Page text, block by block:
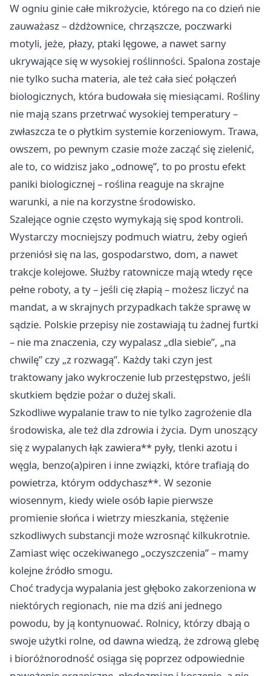
W ogniu ginie całe mikrożycie, którego na co dzień nie
zauważasz – dżdżownice, chrząszcze, poczwarki
motyli, jeże, płazy, ptaki lęgowe, a nawet sarny
ukrywające się w wysokiej roślinności. Spalona zostaje
nie tylko sucha materia, ale też cała sieć połączeń
biologicznych, która budowała się miesiącami. Rośliny
nie mają szans przetrwać wysokiej temperatury –
zwłaszcza te o płytkim systemie korzeniowym. Trawa,
owszem, po pewnym czasie może zacząć się zielenić,
ale to, co widzisz jako „odnowę”, to po prostu efekt
paniki biologicznej – roślina reaguje na skrajne
warunki, a nie na korzystne środowisko.
Szalejące ognie często wymykają się spod kontroli.
Wystarczy mocniejszy podmuch wiatru, żeby ogień
przeniósł się na las, gospodarstwo, dom, a nawet
trakcje kolejowe. Służby ratownicze mają wtedy ręce
pełne roboty, a ty – jeśli cię złapią – możesz liczyć na
mandat, a w skrajnych przypadkach także sprawę w
sądzie. Polskie przepisy nie zostawiają tu żadnej furtki
– nie ma znaczenia, czy wypalasz „dla siebie”, „na
chwilę” czy „z rozwagą”. Każdy taki czyn jest
traktowany jako wykroczenie lub przestępstwo, jeśli
skutkiem będzie pożar o dużej skali.
Szkodliwe wypalanie traw to nie tylko zagrożenie dla
środowiska, ale też dla zdrowia i życia. Dym unoszący
się z wypalanych łąk zawiera** pyły, tlenki azotu i
węgla, benzo(a)piren i inne związki, które trafiają do
powietrza, którym oddychasz**. W sezonie
wiosennym, kiedy wiele osób łapie pierwsze
promienie słońca i wietrzy mieszkania, stężenie
szkodliwych substancji może wzrosnąć kilkukrotnie.
Zamiast więc oczekiwanego „oczyszczenia” – mamy
kolejne źródło smogu.
Choć tradycja wypalania jest głęboko zakorzeniona w
niektórych regionach, nie ma dziś ani jednego
powodu, by ją kontynuować. Rolnicy, którzy dbają o
swoje użytki rolne, od dawna wiedzą, że zdrową glebę
i bioróżnorodność osiąga się poprzez odpowiednie